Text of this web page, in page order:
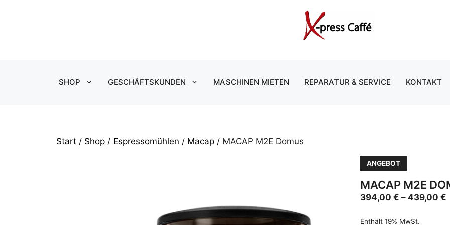
SHOP GESCHÄFTSKUNDEN MASCHINEN MIETEN REPARATUR & SERVICE KONTAKT
Start / Shop / Espressomühlen / Macap / MACAP M2E Domus
ANGEBOT
MACAP M2E
394,00 € – 439,00 €
Enthält 19% MwSt.